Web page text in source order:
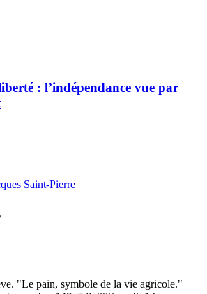
: l’indépendance vue par
Saint-Pierre
"Le pain, symbole de la vie agricole."